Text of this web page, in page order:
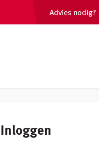
Advies nodig?
Inloggen